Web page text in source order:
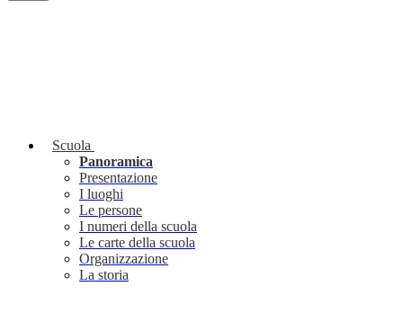
Scuola
Panoramica
Presentazione
I luoghi
Le persone
I numeri della scuola
Le carte della scuola
Organizzazione
La storia